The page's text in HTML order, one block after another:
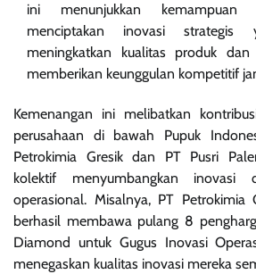
ini menunjukkan kemampuan
menciptakan inovasi
meningkatkan kualitas produk
memberikan keunggulan kompetitif
Kemenangan ini melibatkan
perusahaan di bawah Pupuk
Petrokimia Gresik dan PT Pusri
kolektif menyumbangkan inovasi
operasional. Misalnya, PT Petrokimia
berhasil membawa pulang 8
Diamond untuk Gugus Inovasi
menegaskan kualitas inovasi mereka